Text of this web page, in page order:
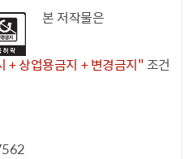
본 저작물은
+ 상업용금지 + 변경금지"조건